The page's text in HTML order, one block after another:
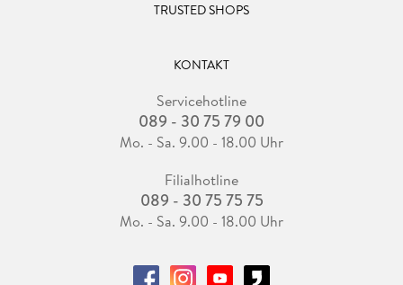
TRUSTED SHOPS
KONTAKT
Servicehotline
089 - 30 75 79 00
Mo. - Sa. 9.00 - 18.00 Uhr
Filialhotline
089 - 30 75 75 75
Mo. - Sa. 9.00 - 18.00 Uhr